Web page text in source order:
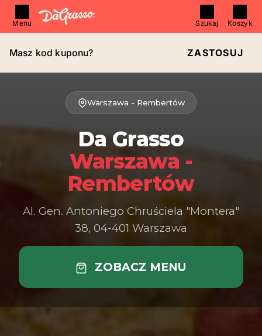
Menu Szukaj Koszyk
Masz kod kuponu? ZASTOSUJ
Warszawa - Rembertów
Da Grasso
Warszawa -
Rembertów
Al. Gen. Antoniego Chruściela "Montera"
38, 04-401 Warszawa
ZOBACZ MENU